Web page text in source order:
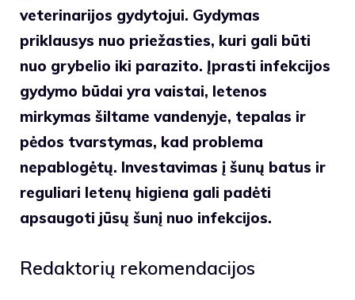
veterinarijos gydytojui. Gydymas
priklausys nuo priežasties, kuri gali būti
nuo grybelio iki parazito. Įprasti infekcijos
gydymo būdai yra vaistai, letenos
mirkymas šiltame vandenyje, tepalas ir
pėdos tvarstymas, kad problema
nepablogėtų. Investavimas į šunų batus ir
reguliari letenų higiena gali padėti
apsaugoti jūsų šunį nuo infekcijos.
Redaktorių rekomendacijos